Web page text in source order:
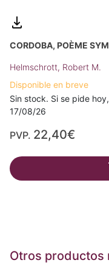
CORDOBA, POÈME
Helmschrott, Robert M.
Disponible en breve
Sin stock. Si se pide
17/08/26
PVP. 22,40€
Otros productos